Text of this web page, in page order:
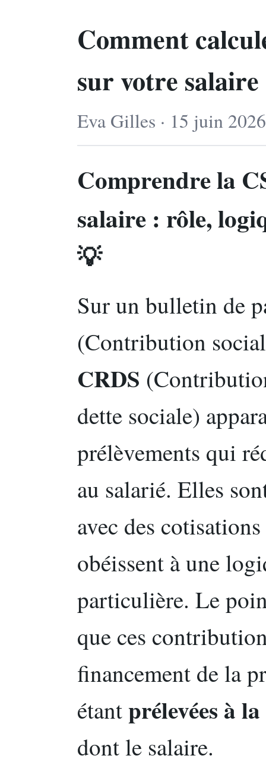
Comment
sur votre
Eva Gilles · 15 juin
Comprendre la
salaire : rôle,
💡
Sur un bulletin de
(Contribution
CRDS
dette sociale)
prélèvements qui
au salarié. Elles
avec des
obéissent à une
particulière. Le
que ces
financement de la
étantprélevées à
dont le salaire.